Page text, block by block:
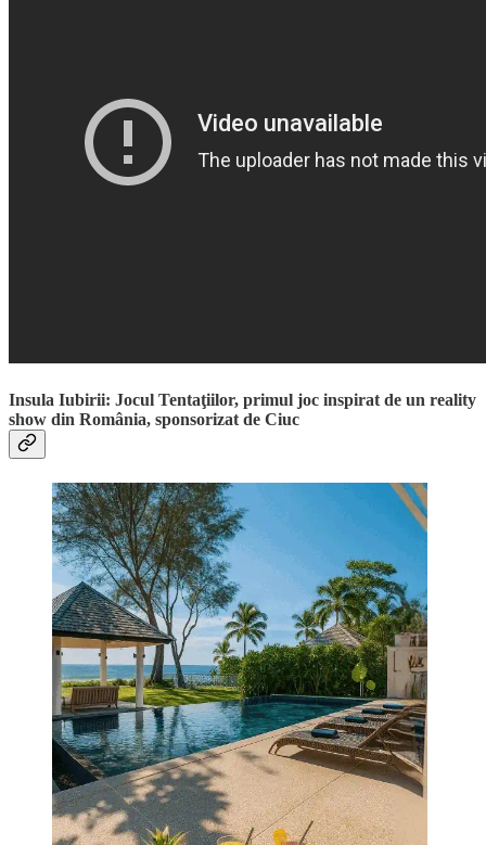
Insula Iubirii: Jocul Tentaţiilor, primul joc inspirat de un reality
show din România, sponsorizat de Ciuc